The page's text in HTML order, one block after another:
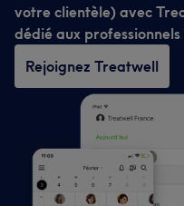
votre clientèle) avec
dédié aux
Rejoignez Treatwell